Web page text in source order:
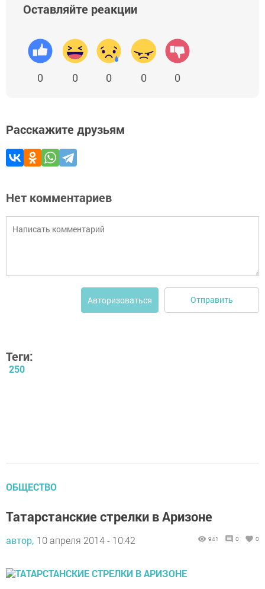
Оставляйте реакции
0 0 0 0 0
Расскажите друзьям
Нет комментариев
Авторизоваться Отправить
Теги:
250
ОБЩЕСТВО
Татарстанские стрелки в Аризоне
автор, 10 апреля 2014 - 10:42 941 0 0